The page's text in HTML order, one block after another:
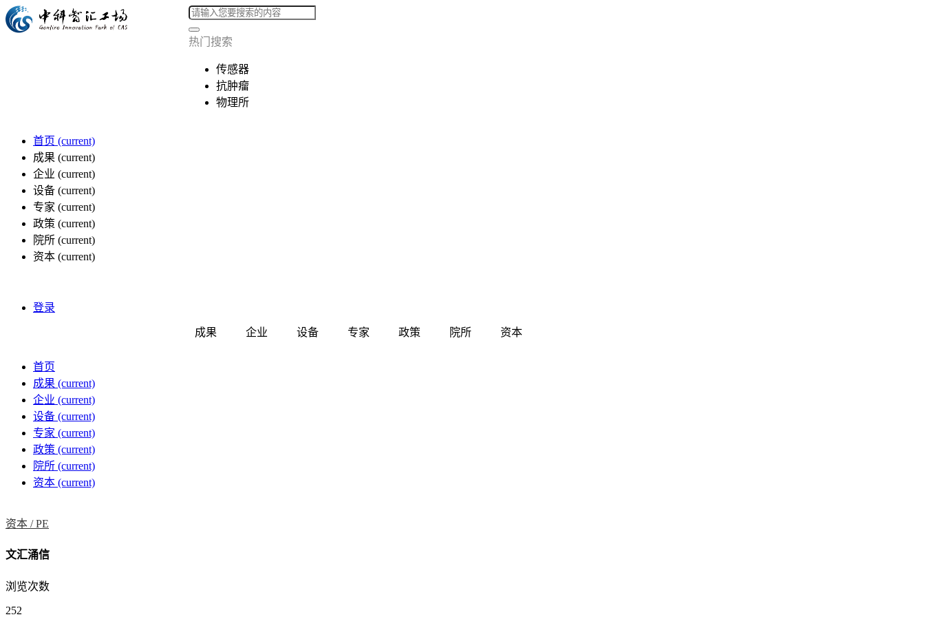
热门搜索
传感器
抗肿瘤
物理所
首页 (current)
成果 (current)
企业 (current)
设备 (current)
专家 (current)
政策 (current)
院所 (current)
资本 (current)
登录
成果 企业 设备 专家 政策 院所 资本
首页
成果 (current)
企业 (current)
设备 (current)
专家 (current)
政策 (current)
院所 (current)
资本 (current)
资本 /PE
文汇涌信
浏览次数
252